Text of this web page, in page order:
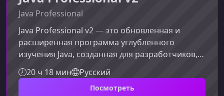
Java Professional
Java Professional v2 — это обновленная и
расширенная программа углубленного
изучения Java, созданная для разработчиков,
которые уже владеют базовыми навыками и
стремятся выйти на профессиональный
уровень. Курс помогает понять архитектурные
20 ч 18 мин Русский
Посмотреть